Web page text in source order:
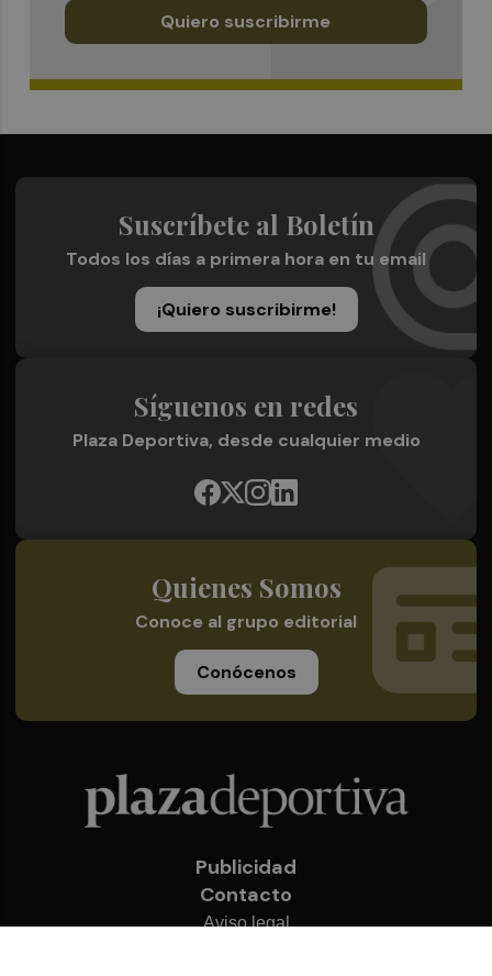
Quiero suscribirme
Suscríbete al Boletín
Todos los días a primera hora en tu email
¡Quiero suscribirme!
Síguenos en redes
Plaza Deportiva, desde cualquier medio
Quienes Somos
Conoce al grupo editorial
Conócenos
Publicidad
Contacto
Aviso legal